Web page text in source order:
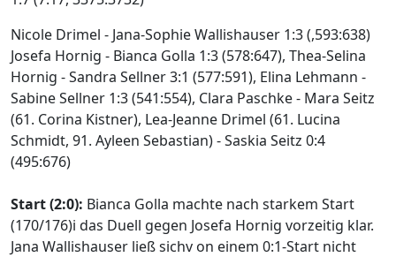
Nicole Drimel - Jana-Sophie Wallishauser 1:3 (,593:638)
Josefa Hornig - Bianca Golla 1:3 (578:647), Thea-Selina
Hornig - Sandra Sellner 3:1 (577:591), Elina Lehmann -
Sabine Sellner 1:3 (541:554), Clara Paschke - Mara Seitz
(61. Corina Kistner), Lea-Jeanne Drimel (61. Lucina
Schmidt, 91. Ayleen Sebastian) - Saskia Seitz 0:4
(495:676)
Start (2:0): Bianca Golla machte nach starkem Start
(170/176)i das Duell gegen Josefa Hornig vorzeitig klar.
Jana Wallishauser ließ sichv on einem 0:1-Start nicht